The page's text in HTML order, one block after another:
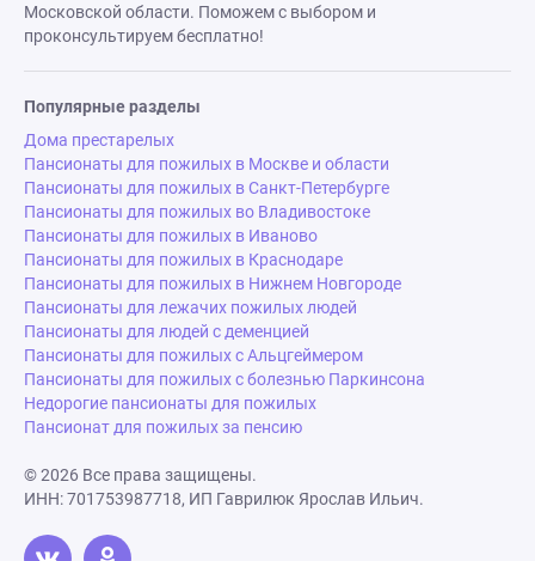
Московской области. Поможем с выбором и
проконсультируем бесплатно!
Популярные разделы
Дома престарелых
Пансионаты для пожилых в Москве и области
Пансионаты для пожилых в Санкт-Петербурге
Пансионаты для пожилых во Владивостоке
Пансионаты для пожилых в Иваново
Пансионаты для пожилых в Краснодаре
Пансионаты для пожилых в Нижнем Новгороде
Пансионаты для лежачих пожилых людей
Пансионаты для людей с деменцией
Пансионаты для пожилых с Альцгеймером
Пансионаты для пожилых с болезнью Паркинсона
Недорогие пансионаты для пожилых
Пансионат для пожилых за пенсию
© 2026 Все права защищены.
ИНН: 701753987718, ИП Гаврилюк Ярослав Ильич.